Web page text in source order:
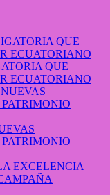
QUE
ECUATORIANO